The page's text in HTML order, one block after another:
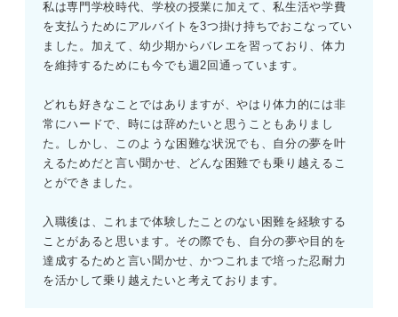
私は専門学校時代、学校の授業に加えて、私生活や学費
を支払うためにアルバイトを3つ掛け持ちでおこなってい
ました。加えて、幼少期からバレエを習っており、体力
を維持するためにも今でも週2回通っています。
どれも好きなことではありますが、やはり体力的には非
常にハードで、時には辞めたいと思うこともありまし
た。しかし、このような困難な状況でも、自分の夢を叶
えるためだと言い聞かせ、どんな困難でも乗り越えるこ
とができました。
入職後は、これまで体験したことのない困難を経験する
ことがあると思います。その際でも、自分の夢や目的を
達成するためと言い聞かせ、かつこれまで培った忍耐力
を活かして乗り越えたいと考えております。